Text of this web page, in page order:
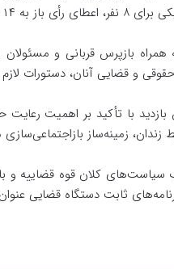
انتقال ۲ نفر اشاره کرد.
و قضایی آنان، دستورات لازم
با تأکید بر اهمیت رعایت
زندان، زمینه‌ساز
سیاست‌های کلان قوه قضاییه و
ثابت دستگاه قضایی